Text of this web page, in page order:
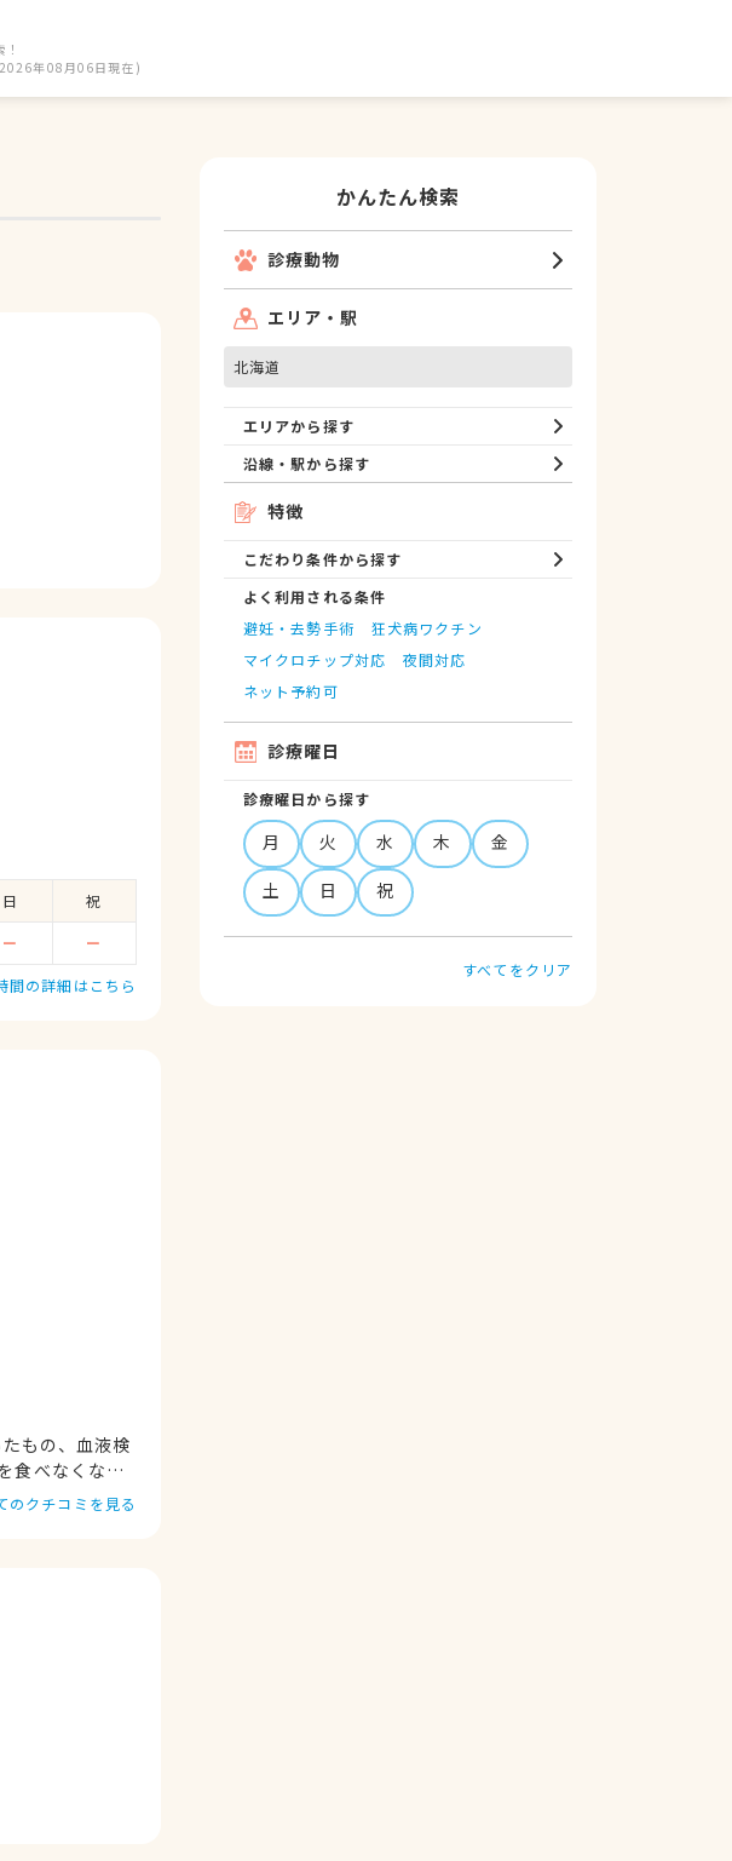
年08月06日現在)
日 祝
ー ー
間の詳細はこちら
もの、血液検
食べなくな
ちらの病院に
んと１ヶ月後
て要求する
しまう程の
てみること
ります。よ
Girlに戻るの
のクチコミを見る
かんたん検索
診療動物
エリア・駅
北海道
エリアから探す
沿線・駅から探す
特徴
こだわり条件から探す
よく利用される条件
避妊・去勢手術
狂犬病ワクチン
マイクロチップ対応
夜間対応
ネット予約可
診療曜日
診療曜日から探す
月 火 水 木
金
土
日 祝
すべてをクリア